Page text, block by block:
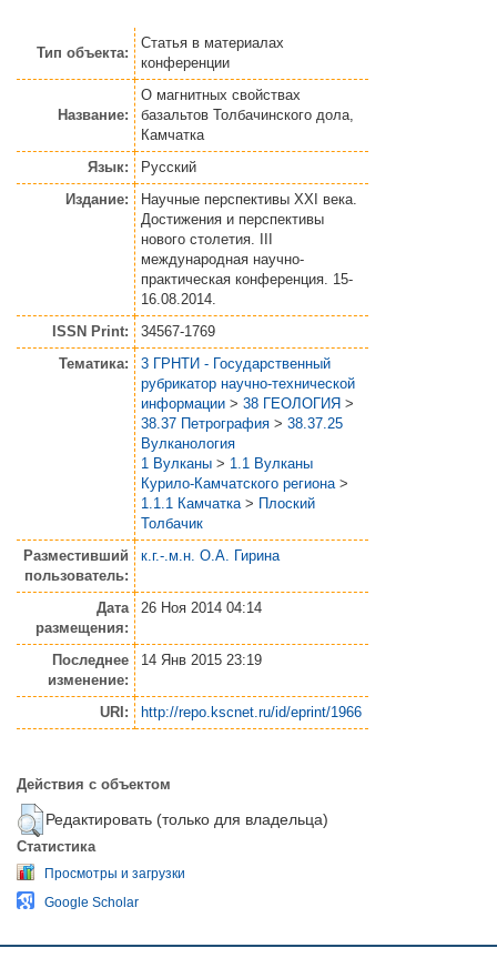
Тип объекта:
Статья в материалах
конференции
Название:
О магнитных свойствах
базальтов Толбачинского дола,
Камчатка
Язык:
Русский
Издание:
Научные перспективы XXI века.
Достижения и перспективы
нового столетия. III
международная научно-
практическая конференция. 15-
16.08.2014.
ISSN Print:
34567-1769
Тематика:
3 ГРНТИ - Государственный
рубрикатор научно-технической
информации > 38 ГЕОЛОГИЯ >
38.37 Петрография > 38.37.25
Вулканология
1 Вулканы > 1.1 Вулканы
Курило-Камчатского региона >
1.1.1 Камчатка > Плоский
Толбачик
Разместивший
пользователь:
к.г.-.м.н. О.А. Гирина
Дата
размещения:
26 Ноя 2014 04:14
Последнее
изменение:
14 Янв 2015 23:19
URI: http://repo.kscnet.ru/id/eprint/1966
Действия с объектом
Редактировать (только для владельца)
Статистика
Просмотры и загрузки
Google Scholar